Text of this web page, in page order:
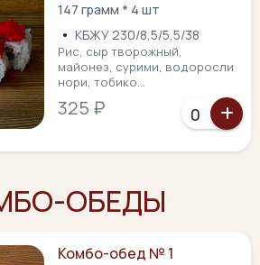
147 грамм * 4 шт
• КБЖУ 230/8,5/5,5/38
Рис, сыр творожный,
майонез, сурими, водоросли
нори, тобико...
325 ₽
ОБЕДЫ
Комбо-обед № 1